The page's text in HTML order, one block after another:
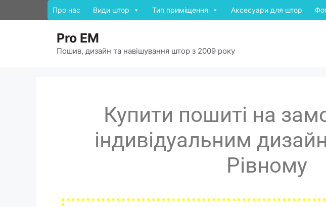
Про нас Види штор Тип приміщення Аксесуари для штор
Pro EM
Пошив, дизайн та навішування штор з 2009 року
Купити пошиті на
індивідуальним
Рівному